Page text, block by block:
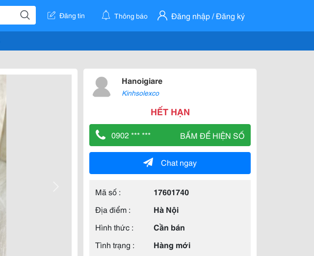
Đăng tin Thông báo Đăng nhập / Đăng ký
Hanoigiare
Kinhsolexco
HẾT HẠN
0902 *** *** BẤM ĐỂ HIỆN SỐ
Chat ngay
Mã số :
17601740
Địa điểm :
Hà Nội
Hình thức :
Cần bán
Tình trạng :
Hàng mới